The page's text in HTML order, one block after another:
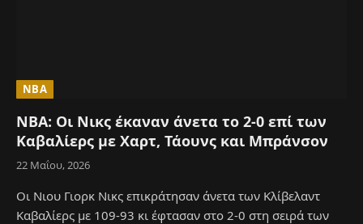
NBA
NBA: Οι Νικς έκαναν άνετα το 2-0 επί των
Καβαλίερς με Χαρτ, Τάουνς και Μπράνσον
22 Μαΐου, 2026
Οι Νιου Γιορκ Νικς επικράτησαν άνετα των Κλίβελαντ
Καβαλίερς με 109-93 κι έφτασαν στο 2-0 στη σειρά των